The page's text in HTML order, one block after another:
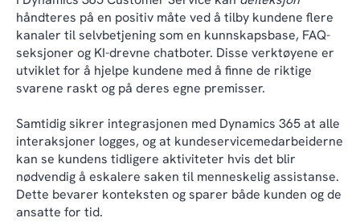
håndteres på en positiv måte ved å tilby kundene flere
kanaler til selvbetjening som en kunnskapsbase, FAQ-
seksjoner og KI-drevne chatboter. Disse verktøyene er
utviklet for å hjelpe kundene med å finne de riktige
svarene raskt og på deres egne premisser.
Samtidig sikrer integrasjonen med Dynamics 365 at alle
interaksjoner logges, og at kundeservicemedarbeiderne
kan se kundens tidligere aktiviteter hvis det blir
nødvendig å eskalere saken til menneskelig assistanse.
Dette bevarer konteksten og sparer både kunden og de
ansatte for tid.